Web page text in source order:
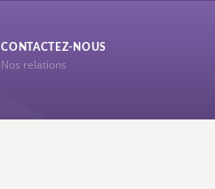
CONTACTEZ-NOUS
Nos relations